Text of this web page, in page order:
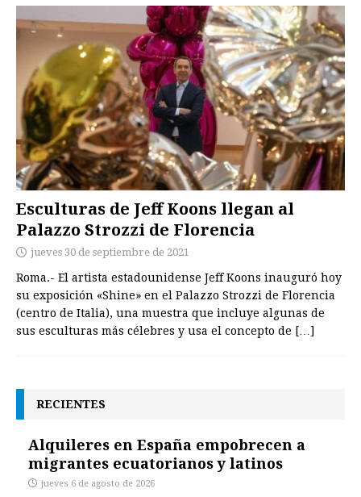
Esculturas de Jeff Koons llegan al
Palazzo Strozzi de Florencia
jueves 30 de septiembre de 2021
Roma.- El artista estadounidense Jeff Koons inauguró hoy
su exposición «Shine» en el Palazzo Strozzi de Florencia
(centro de Italia), una muestra que incluye algunas de
sus esculturas más célebres y usa el concepto de […]
RECIENTES
Alquileres en España empobrecen a
migrantes ecuatorianos y latinos
jueves 6 de agosto de 2026